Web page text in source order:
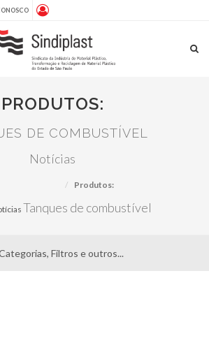
PRODUTOS:
DE COMBUSTÍVEL
Notícias
Produtos:
Tanques de combustível
Filtros e outros...